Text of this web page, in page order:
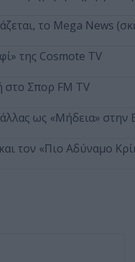
το Mega News
της Cosmote TV
στο Σπορ FM TV
ως «Μήδεια» στην
τον «Πιο Αδύναμο